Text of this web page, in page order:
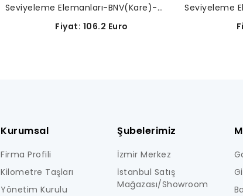
Seviyeleme Elemanları-BNV(Kare)-08-0020
Fiyat: 106.2 Euro
Kurumsal
Firma Profili
Kilometre Taşları
Yönetim Kurulu
Şubelerimiz
İzmir Merkez
İstanbul Satış
Mağazası/Showroom